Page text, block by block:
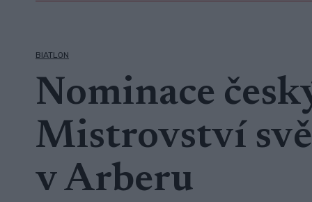
BIATLON
Nominace
Mistrovství
v Arberu